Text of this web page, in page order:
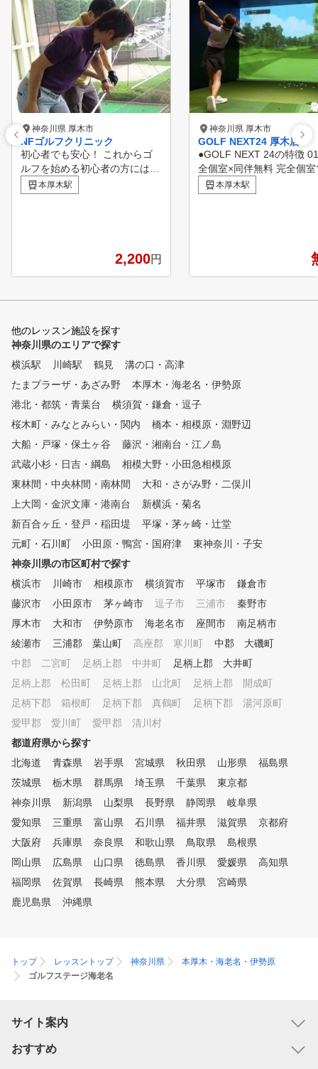
神奈川県 厚木市
NFゴルフクリニック
初心者でも安心！ これからゴ
ルフを始める初心者の方には責
任を持ってコースデビューまで
導きます。 １００切り目標の
ングルを目指す方や競技ゴルフ
を目指されている方にはより深
本厚木駅
2,200円
神奈川県 厚木市
GOLF NEXT24 厚木店
●GOLF NEXT 24の特徴
全個室×同伴無料 完全個室
目も気にせずプライベー
間でご利用が可能。ご家
車場を完備。 マイクラブ
って、いつでも好きなタ
ープレッスンではなく、
ティ対策・入口、廊下、
内に防犯カメラを設置 ・
員の駆けつけ体制・完全
会員制。予約した会員の
可能 06.充実のサポート体制 ・
かりやすいマニュアル完
用方法を動画等でサポート
本厚木駅
他のレッスン施設を探す
神奈川県のエリアで探す
横浜駅
川崎駅 鶴見
溝の口・高津
たまプラーザ・あざみ野
本厚木・海老名・伊勢原
港北・都筑・青葉台
横須賀・鎌倉・逗子
桜木町・みなとみらい・関内
橋本・相模原・淵野辺
大船・戸塚・保土ヶ谷
藤沢・湘南台・江ノ島
武蔵小杉・日吉・綱島
相模大野・小田急相模原
東林間・中央林間・南林間
大和・さがみ野・二俣川
上大岡・金沢文庫・港南台
新横浜・菊名
新百合ヶ丘・登戸・稲田堤
平塚・茅ヶ崎・辻堂
元町・石川町
小田原・鴨宮・国府津
東神奈川・子安
神奈川県の市区町村で探す
横浜市
川崎市 相模原市 横須賀市 平塚市
鎌倉市
藤沢市
小田原市 茅ヶ崎市 逗子市 三浦市
秦野市
厚木市
大和市 伊勢原市 海老名市 座間市
南足柄市
綾瀬市
三浦郡 葉山町 高座郡 寒川町
中郡 大磯町
中郡 二宮町
足柄上郡 中井町
足柄上郡 大井町
足柄上郡 松田町
足柄上郡 山北町
足柄上郡 開成町
足柄下郡 箱根町
足柄下郡 真鶴町
足柄下郡 湯河原町
愛甲郡 愛川町
愛甲郡 清川村
都道府県から探す
北海道
青森県 岩手県 宮城県 秋田県 山形県
福島県
茨城県
栃木県 群馬県 埼玉県 千葉県
東京都
神奈川県
新潟県 山梨県 長野県 静岡県
岐阜県
愛知県
三重県 富山県 石川県 福井県 滋賀県
京都府
大阪府
兵庫県 奈良県 和歌山県 鳥取県
島根県
岡山県
広島県 山口県 徳島県 香川県 愛媛県
高知県
福岡県
佐賀県 長崎県 熊本県 大分県
宮崎県
鹿児島県
沖縄県
トップ レッスントップ 神奈川県
本厚木・海老名・伊勢原
ゴルフステージ海老名
サイト案内
おすすめ